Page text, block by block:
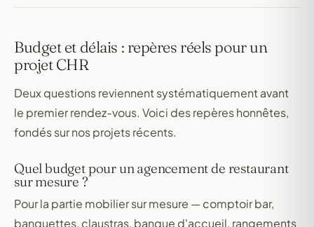
Budget et délais : repères réels pour un
projet CHR
Deux questions reviennent systématiquement avant
le premier rendez-vous. Voici des repères honnêtes,
fondés sur nos projets récents.
Quel budget pour un agencement de restaurant
sur mesure ?
Pour la partie mobilier sur mesure — comptoir bar,
banquettes, claustras, banque d'accueil, rangements